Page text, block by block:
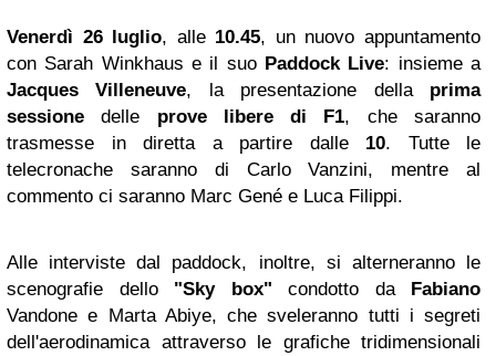
Venerdì 26 luglio, alle 10.45, un nuovo appuntamento
con Sarah Winkhaus e il suo Paddock Live: insieme a
Jacques Villeneuve, la presentazione della prima
sessione
delle prove libere di F1, che saranno
trasmesse in diretta a partire dalle 10. Tutte le
telecronache saranno di Carlo Vanzini, mentre al
commento ci saranno Marc Gené e Luca Filippi.
Alle interviste dal paddock, inoltre, si alterneranno le
scenografie dello "Sky box" condotto da Fabiano
Vandone e Marta Abiye, che sveleranno tutti i segreti
dell'aerodinamica attraverso le grafiche tridimensionali